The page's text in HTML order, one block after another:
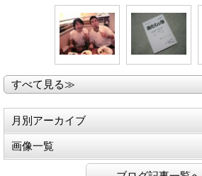
すべて見る≫
月別アーカイブ
画像一覧